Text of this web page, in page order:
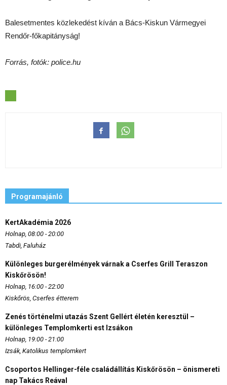
Balesetmentes közlekedést kíván a Bács-Kiskun Vármegyei
Rendőr-főkapitányság!
Forrás, fotók: police.hu
Programajánló
KertAkadémia 2026
Holnap, 08:00 - 20:00
Tabdi, Faluház
Különleges burgerélmények várnak a Cserfes Grill Teraszon
Kiskőrösön!
Holnap, 16:00 - 22:00
Kiskőrös, Cserfes étterem
Zenés történelmi utazás Szent Gellért életén keresztül –
különleges Templomkerti est Izsákon
Holnap, 19:00 - 21:00
Izsák, Katolikus templomkert
Csoportos Hellinger-féle családállítás Kiskőrösön – önismereti
nap Takács Reával